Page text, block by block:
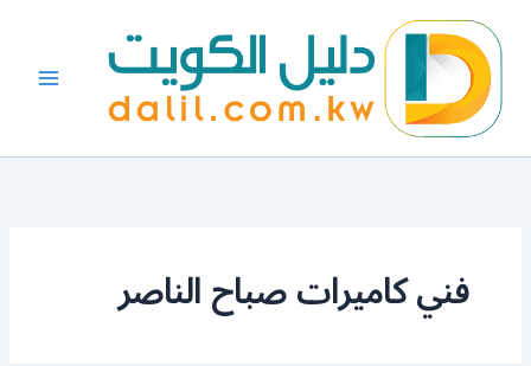
المحتوى
فني كاميرات صباح الناصر